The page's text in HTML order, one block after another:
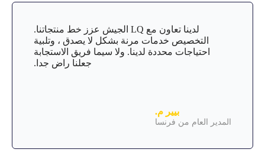
لدينا تعاون مع LQ الجيش عزز خط منتجاتنا.
التخصيص خدمات مرنة بشكل لا يصدق ، وتلبية
احتياجات محددة لدينا. ولا سيما فريق الاستجابة
جعلنا راض جدا.
بيير م.
المدير العام من فرنسا